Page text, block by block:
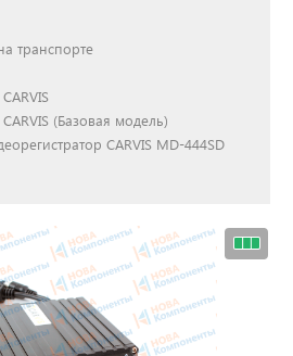
Открылся новый
Скидки.
подробнее...
транспорте
(Базовая модель)
CARVIS MD-444SD